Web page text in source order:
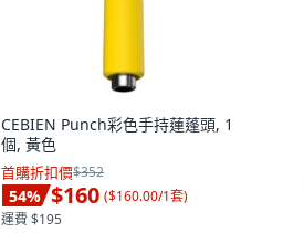
CEBIEN Punch彩色手持蓮蓬頭, 1
個, 黃色
首購折扣價$352
54% $160 ($160.00/1套)
運費 $195